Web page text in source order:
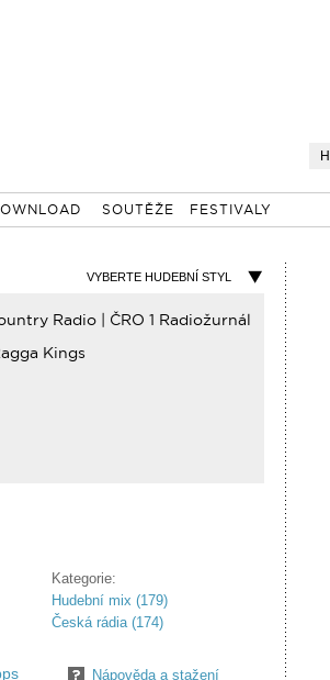
SOUTĚŽE FESTIVALY
VYBERTE HUDEBNÍ STYL
Radio| ČRO 1 Radiožurnál
Kings
Kategorie:
Hudební mix (179)
Česká rádia (174)
Nápověda a stažení